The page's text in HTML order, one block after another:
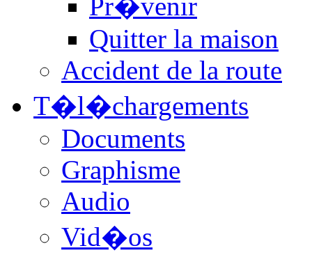
Quitter la maison
Accident de la route
T�l�chargements
Documents
Graphisme
Audio
Vid�os